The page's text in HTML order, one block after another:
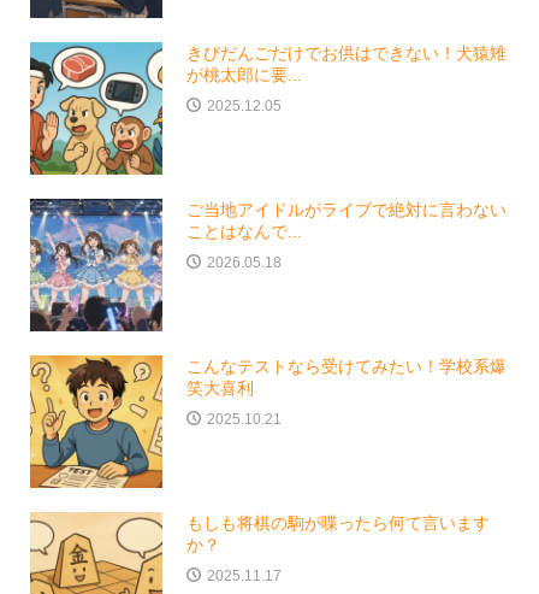
きびだんごだけでお供はできない！犬猿雉
が桃太郎に要...
2025.12.05
ご当地アイドルがライブで絶対に言わない
ことはなんで...
2026.05.18
こんなテストなら受けてみたい！学校系爆
笑大喜利
2025.10.21
もしも将棋の駒が喋ったら何て言います
か？
2025.11.17